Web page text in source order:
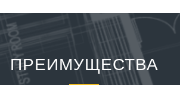
ПРЕИМУЩЕСТВА